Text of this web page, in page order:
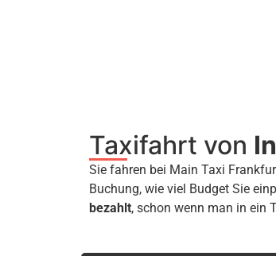
Taxifahrt von
Sie fahren bei Main Taxi
Buchung, wie viel Budget Sie
bezahlt, schon wenn man in ein